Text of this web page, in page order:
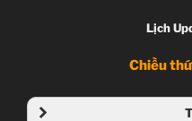
Lịch
Chiều